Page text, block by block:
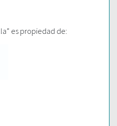
es propiedad de: